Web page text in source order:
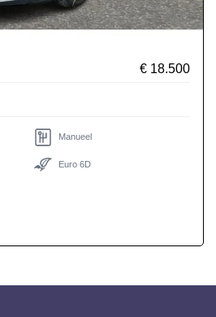
€ 18.500
Manueel
Euro 6D